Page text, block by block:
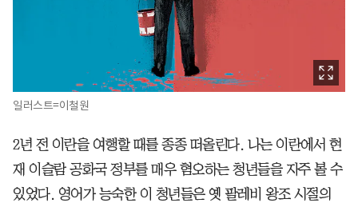
일러스트=이철원
2년 전 이란을 여행할 때를 종종 떠올린다. 나는 이란에서 현
재 이슬람 공화국 정부를 매우 혐오하는 청년들을 자주 볼 수
있었다. 영어가 능숙한 이 청년들은 옛 팔레비 왕조 시절의